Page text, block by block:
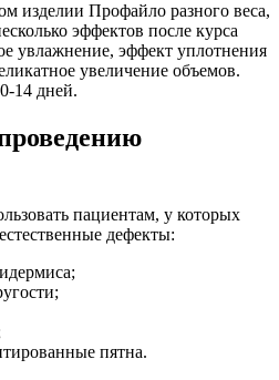
изделии Профайло разного веса,
эффектов после курса
увлажнение, эффект уплотнения
увеличение объемов.
14 дней.
пациентам, у которых
дефекты:
пятна.